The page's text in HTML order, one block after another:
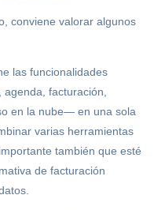
conviene valorar algunos
las funcionalidades
facturación,
en la nube— en una sola
varias herramientas
también que esté
de facturación